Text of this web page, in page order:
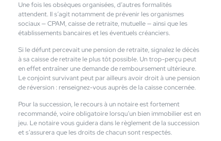
Une fois les obsèques organisées, d’autres formalités
attendent. Il s’agit notamment de prévenir les organismes
sociaux — CPAM, caisse de retraite, mutuelle — ainsi que les
établissements bancaires et les éventuels créanciers.
Si le défunt percevait une pension de retraite, signalez le décès
à sa caisse de retraite le plus tôt possible. Un trop-perçu peut
en effet entraîner une demande de remboursement ultérieure.
Le conjoint survivant peut par ailleurs avoir droit à une pension
de réversion : renseignez-vous auprès de la caisse concernée.
Pour la succession, le recours à un notaire est fortement
recommandé, voire obligatoire lorsqu’un bien immobilier est en
jeu. Le notaire vous guidera dans le règlement de la succession
et s’assurera que les droits de chacun sont respectés.